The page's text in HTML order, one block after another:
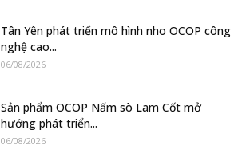
Tân Yên phát triển mô hình nho OCOP công
nghệ cao...
06/08/2026
Sản phẩm OCOP Nấm sò Lam Cốt mở
hướng phát triển...
06/08/2026